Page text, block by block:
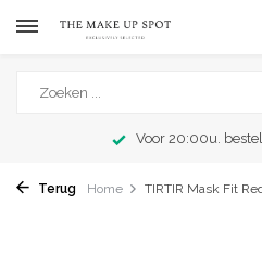
Voor 20:00u.
Terug Home TIRTIR Mask Fit